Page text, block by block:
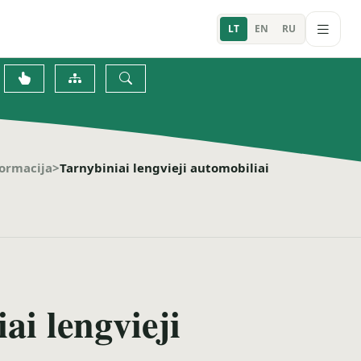
LT EN RU
>Tarnybiniai lengvieji automobiliai
lengvieji